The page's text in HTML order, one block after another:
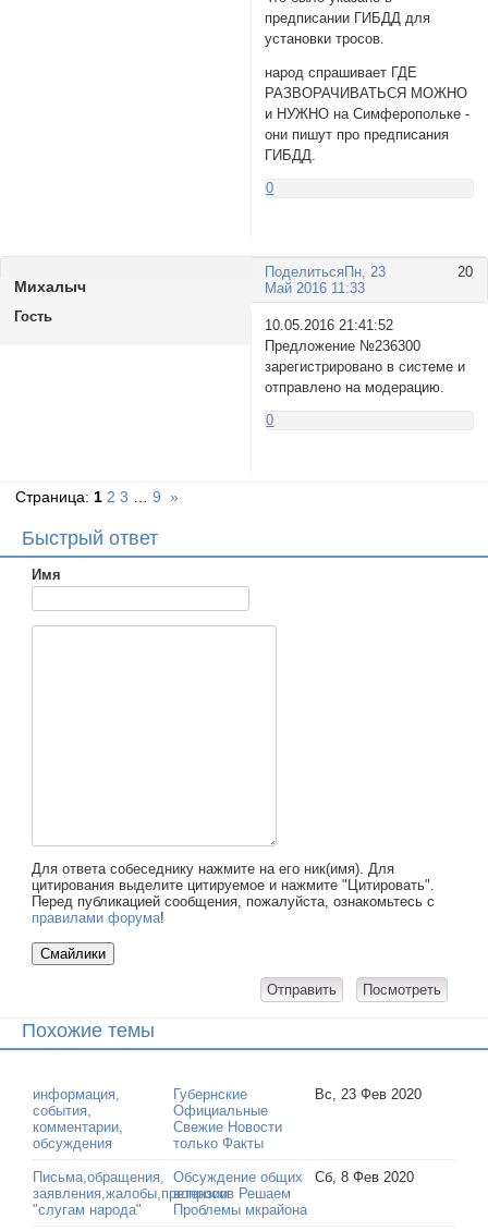
предписании ГИБДД для
установки тросов.
народ спрашивает ГДЕ
РАЗВОРАЧИВАТЬСЯ МОЖНО
и НУЖНО на Симферопольке -
они пишут про предписания
ГИБДД.
0
Поделиться 20
Пн, 23
Май 2016 11:33
Михалыч
Гость
10.05.2016 21:41:52
Предложение №236300
зарегистрировано в системе и
отправлено на модерацию.
0
Страница:1 2 3 … 9 »
Быстрый ответ
Имя
Для ответа собеседнику нажмите на его ник(имя). Для
цитирования выделите цитируемое и нажмите "Цитировать".
Перед публикацией сообщения, пожалуйста, ознакомьтесь с
правилами форума!
Похожие темы
информация,
события,
комментарии,
обсуждения
Губернские
Официальные
Свежие Новости
только Факты
Вс, 23 Фев 2020
Письма,обращения,
заявления,жалобы,претензии
"слугам народа"
Обсуждение общих
вопросов Решаем
Проблемы мкрайона
Сб, 8 Фев 2020